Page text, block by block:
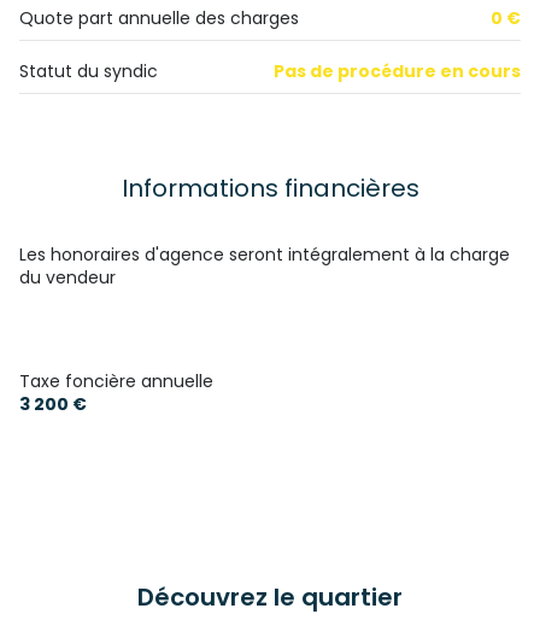
Quote part annuelle des charges 0 €
Statut du syndic Pas de procédure en cours
Informations financières
Les honoraires d'agence seront intégralement à la charge
du vendeur
Taxe foncière annuelle
3 200 €
Découvrez le quartier